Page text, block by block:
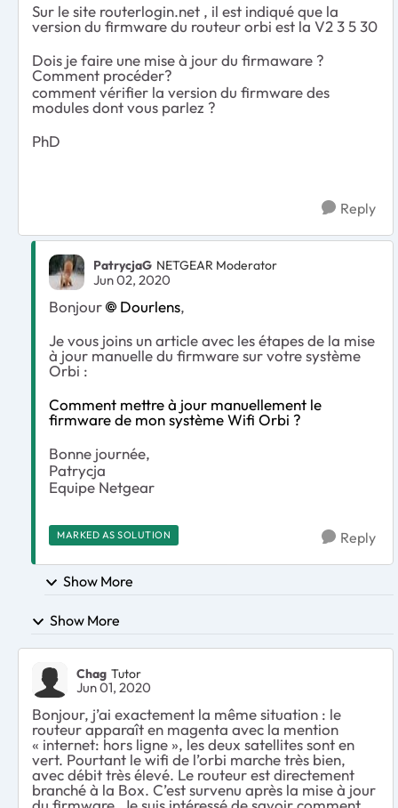
Sur le site routerlogin.net , il est indiqué que la
version du firmware du routeur orbi est la V2 3 5 30
Dois je faire une mise à jour du firmaware ?
Comment procéder?
comment vérifier la version du firmware des
modules dont vous parlez ?
PhD
Reply
PatrycjaG NETGEAR Moderator
Jun 02, 2020
Bonjour Dourlens,
Je vous joins un article avec les étapes de la mise
à jour manuelle du firmware sur votre système
Orbi :
Comment mettre à jour manuellement le
firmware de mon système Wifi Orbi ?
Bonne journée,
Patrycja
Equipe Netgear
MARKED AS SOLUTION Reply
Show More
Show More
Chag Tutor
Jun 01, 2020
Bonjour, j’ai exactement la même situation : le
routeur apparaît en magenta avec la mention
« internet: hors ligne », les deux satellites sont en
vert. Pourtant le wifi de l’orbi marche très bien,
avec débit très élevé. Le routeur est directement
branché à la Box. C’est survenu après la mise à jour